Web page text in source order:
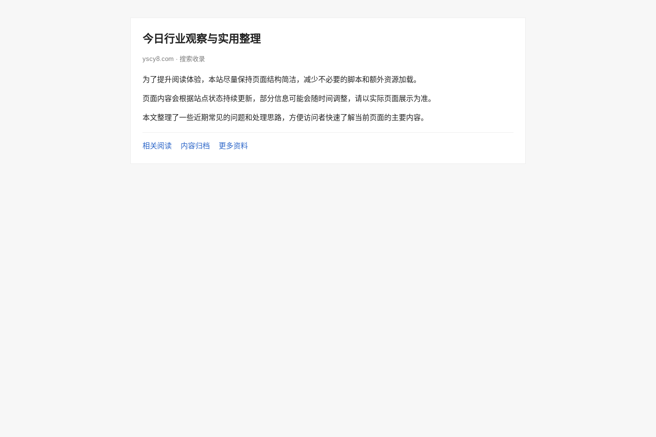
今日行业观察与实用整理
yscy8.com · 搜索收录
为了提升阅读体验，本站尽量保持页面结构简洁，减少不必要的脚本和额外资源加载。
页面内容会根据站点状态持续更新，部分信息可能会随时间调整，请以实际页面展示为准。
本文整理了一些近期常见的问题和处理思路，方便访问者快速了解当前页面的主要内容。
相关阅读 内容归档 更多资料